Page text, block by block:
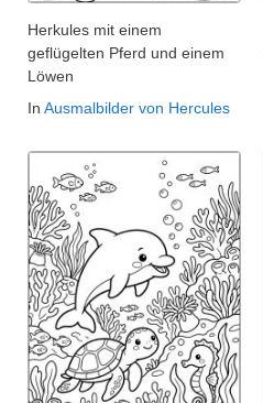
Herkules mit einem
geflügelten Pferd und einem
Löwen
In Ausmalbilder von Hercules